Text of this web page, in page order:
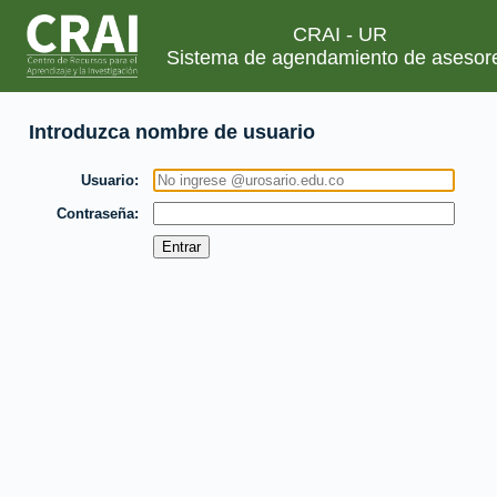
CRAI - UR
Sistema de agendamiento de
Introduzca nombre de usuario
Usuario
Contraseña